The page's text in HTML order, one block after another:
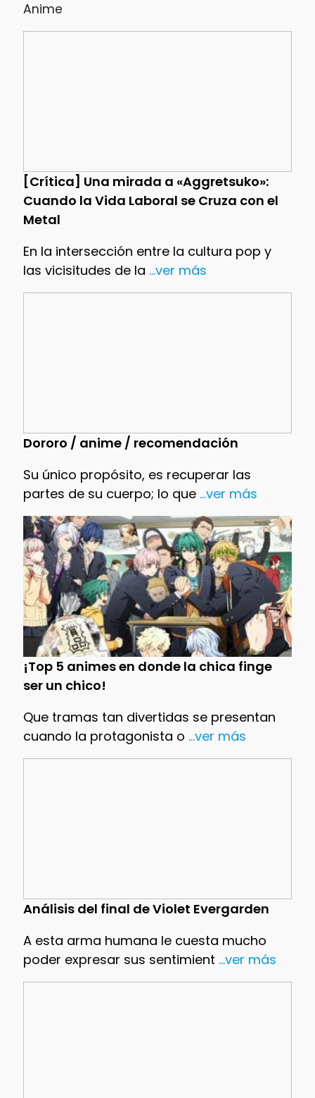
Anime
[Crítica] Una mirada a «Aggretsuko»:
Cuando la Vida Laboral se Cruza con el
Metal
En la intersección entre la cultura pop y
las vicisitudes de la ...ver más
Dororo / anime / recomendación
Su único propósito, es recuperar las
partes de su cuerpo; lo que...ver más
¡Top 5 animes en donde la chica finge
ser un chico!
Que tramas tan divertidas se presentan
cuando la protagonista o ...ver más
Análisis del final de Violet Evergarden
A esta arma humana le cuesta mucho
poder expresar sus sentimient ...ver más